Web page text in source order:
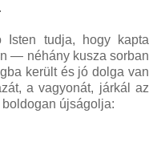
tudja, hogy kapta
— néhány kusza sorban
került és jó dolga van
a vagyonát, járkál az
újságolja: